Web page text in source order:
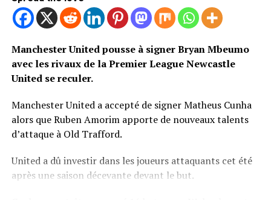
Manchester United pousse à signer Bryan Mbeumo
avec les rivaux de la Premier League Newcastle
United se reculer.
Manchester United a accepté de signer Matheus Cunha
alors que Ruben Amorim apporte de nouveaux talents
d’attaque à Old Trafford.
United a dû investir dans les joueurs attaquants cet été
après une saison décevante devant le but.